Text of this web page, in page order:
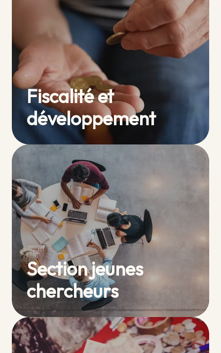
Fiscalité et
développement
Section jeunes
chercheurs